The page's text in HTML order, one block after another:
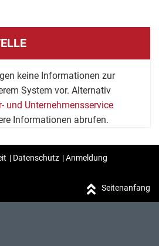
keine Informationen zur
System vor. Alternativ
und Unternehmensservice
Informationen abrufen.
| Datenschutz |Anmeldung
Seitenanfang